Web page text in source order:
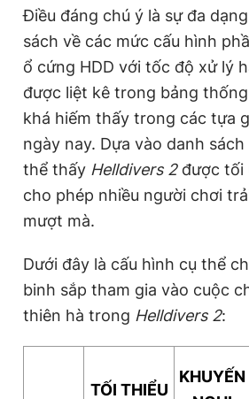
Phó tổng biên tập thường trực: Hải Thành
Phó tổng biên tập: Lâm Hiếu Dũng
Phó tổng biên tập: Trần Việt Hưng
Tổng thư ký tòa soạn: Đức Trung
Giấy phép xuất bản số 110/GP - BTTTT
© 2003-2026 Bản quyền thuộc về Báo
chép dưới mọi hình thức nếu không có
bản. Phát triển bởi ePi Technologies, JSC.
Điều đáng chú ý là sự đa
sách về các mức cấu hình
ổ cứng HDD với tốc độ xử lý
được liệt kê trong bảng
khá hiếm thấy trong các tựa
ngày nay. Dựa vào danh
thể thấy Helldivers 2được tối
cho phép nhiều người chơi
mượt mà.
Dưới đây là cấu hình cụ thể
binh sắp tham gia vào cuộc
thiên hà trong Helldivers 2:
TỐI THIỂU
KHUYẾN